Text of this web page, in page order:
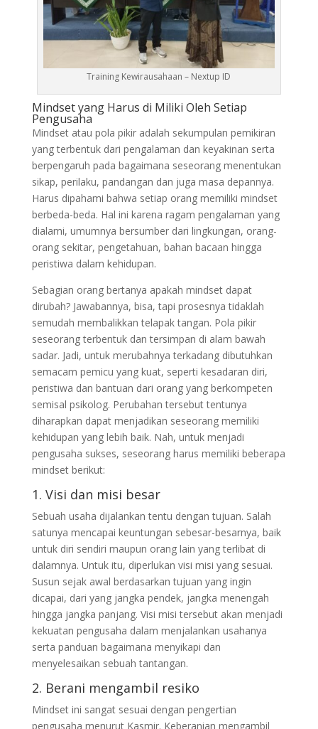
Training Kewirausahaan – Nextup ID
Mindset yang Harus di Miliki Oleh Setiap
Pengusaha
Mindset atau pola pikir adalah sekumpulan pemikiran
yang terbentuk dari pengalaman dan keyakinan serta
berpengaruh pada bagaimana seseorang menentukan
sikap, perilaku, pandangan dan juga masa depannya.
Harus dipahami bahwa setiap orang memiliki mindset
berbeda-beda. Hal ini karena ragam pengalaman yang
dialami, umumnya bersumber dari lingkungan, orang-
orang sekitar, pengetahuan, bahan bacaan hingga
peristiwa dalam kehidupan.
Sebagian orang bertanya apakah mindset dapat
dirubah? Jawabannya, bisa, tapi prosesnya tidaklah
semudah membalikkan telapak tangan. Pola pikir
seseorang terbentuk dan tersimpan di alam bawah
sadar. Jadi, untuk merubahnya terkadang dibutuhkan
semacam pemicu yang kuat, seperti kesadaran diri,
peristiwa dan bantuan dari orang yang berkompeten
semisal psikolog. Perubahan tersebut tentunya
diharapkan dapat menjadikan seseorang memiliki
kehidupan yang lebih baik. Nah, untuk menjadi
pengusaha sukses, seseorang harus memiliki beberapa
mindset berikut:
1. Visi dan misi besar
Sebuah usaha dijalankan tentu dengan tujuan. Salah
satunya mencapai keuntungan sebesar-besarnya, baik
untuk diri sendiri maupun orang lain yang terlibat di
dalamnya. Untuk itu, diperlukan visi misi yang sesuai.
Susun sejak awal berdasarkan tujuan yang ingin
dicapai, dari yang jangka pendek, jangka menengah
hingga jangka panjang. Visi misi tersebut akan menjadi
kekuatan pengusaha dalam menjalankan usahanya
serta panduan bagaimana menyikapi dan
menyelesaikan sebuah tantangan.
2. Berani mengambil resiko
Mindset ini sangat sesuai dengan pengertian
pengusaha menurut Kasmir. Keberanian mengambil